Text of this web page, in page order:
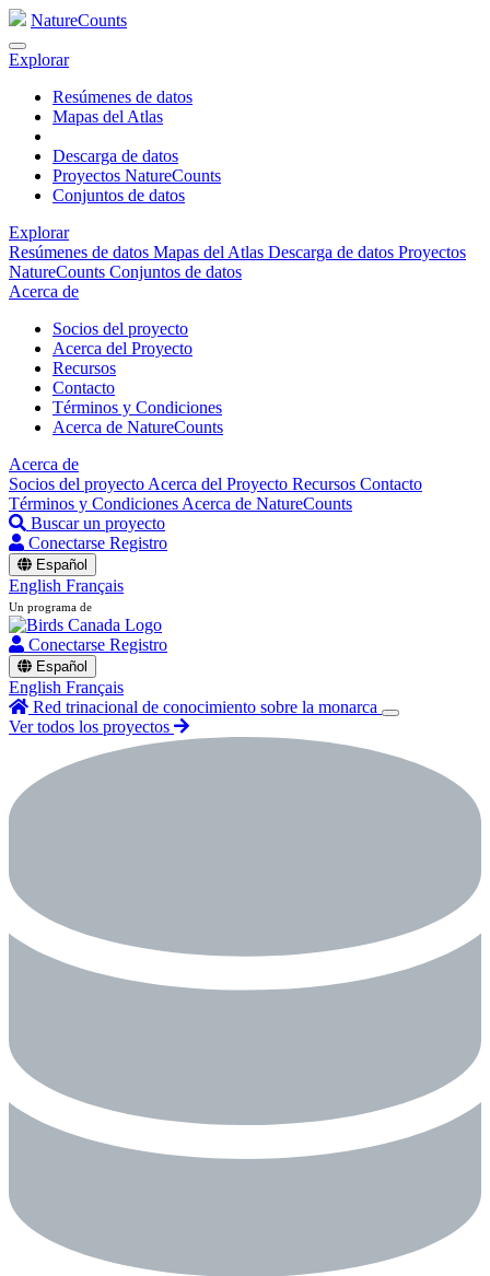
NatureCounts
Explorar
Resúmenes de datos
Mapas del Atlas
Descarga de datos
Proyectos NatureCounts
Conjuntos de datos
Explorar
Resúmenes de datos Mapas del Atlas Descarga de datos Proyectos
NatureCounts Conjuntos de datos
Acerca de
Socios del proyecto
Acerca del Proyecto
Recursos
Contacto
Términos y Condiciones
Acerca de NatureCounts
Acerca de
Socios del proyecto Acerca del Proyecto Recursos Contacto
Términos y Condiciones Acerca de NatureCounts
Buscar un proyecto
Conectarse Registro
Español
English Français
Un programa de
Conectarse Registro
Español
English Français
Red trinacional de conocimiento sobre la monarca
Ver todos los proyectos